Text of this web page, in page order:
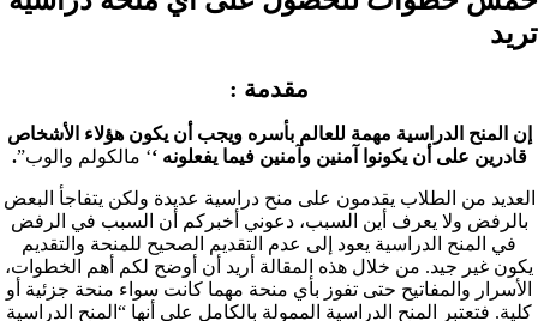
تريد
مقدمة :
إن المنح الدراسية مهمة للعالم بأسره ويجب أن يكون هؤلاء الأشخاص
قادرين على أن يكونوا آمنين وآمنين فيما يفعلونه ‘‘ مالكولم والوب”.
العديد من الطلاب يقدمون على منح دراسية عديدة ولكن يتفاجأ البعض
بالرفض ولا يعرف أين السبب، دعوني أخبركم أن السبب في الرفض
في المنح الدراسية يعود إلى عدم التقديم الصحيح للمنحة والتقديم
يكون غير جيد. من خلال هذه المقالة أريد أن أوضح لكم أهم الخطوات،
الأسرار والمفاتيح حتى تفوز بأي منحة مهما كانت سواء منحة جزئية أو
كلية. فتعتبر المنح الدراسية الممولة بالكامل على أنها “المنح الدراسية